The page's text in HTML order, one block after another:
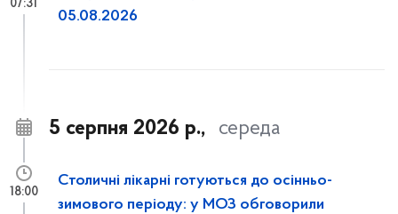
05.08.2026
07:31
5 серпня 2026 р., середа
Столичні лікарні готуються до осінньо-
зимового періоду: у МОЗ обговорили
18:00